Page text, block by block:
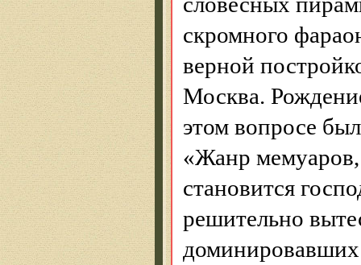
скромного
верной
Москва.
этом вопросе
«Жанр
становится
решительно